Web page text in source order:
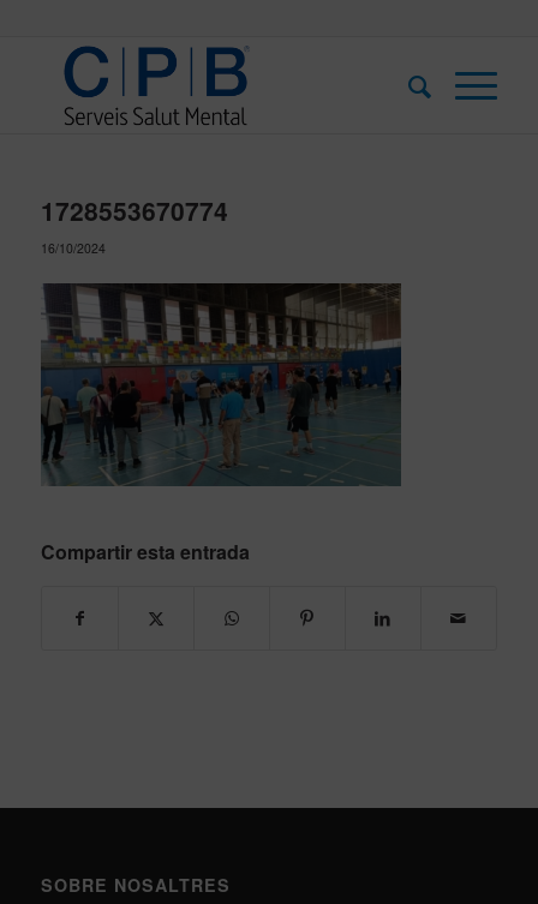
1728553670774
16/10/2024
Compartir esta entrada
SOBRE NOSALTRES